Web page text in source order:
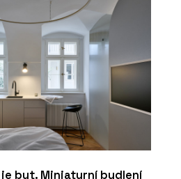
byt. Miniaturní bydlení